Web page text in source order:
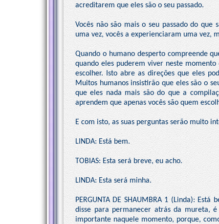
acreditarem que eles são o seu passado.
Vocês não são mais o seu passado do
uma vez, vocês a experienciaram uma vez,
Quando o humano desperto compreende
quando eles puderem viver neste
escolher. Isto abre as direções que eles
Muitos humanos insistirão que eles são o
que eles nada mais são do que a
aprendem que apenas vocês são quem
E com isto, as suas perguntas serão muito
LINDA: Está bem.
TOBIAS: Esta será breve, eu acho.
LINDA: Esta será minha.
PERGUNTA DE SHAUMBRA 1 (Linda):
disse para permanecer atrás da mureta,
importante naquele momento, porque,